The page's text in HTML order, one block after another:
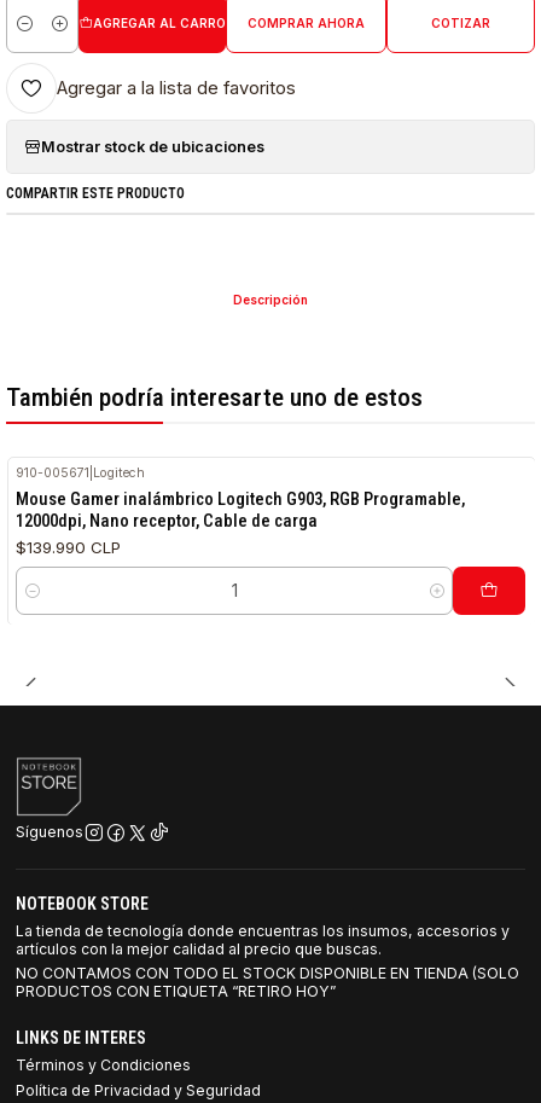
Cantidad
AGREGAR AL CARRO COMPRAR AHORA COTIZAR
Agregar a la lista de favoritos
Mostrar stock de ubicaciones
COMPARTIR ESTE PRODUCTO
Descripción
También podría interesarte uno de estos
910-005671 Logitech
Mouse Gamer inalámbrico Logitech G903, RGB Programable,
12000dpi, Nano receptor, Cable de carga
$139.990 CLP
Cantidad
Síguenos
NOTEBOOK STORE
La tienda de tecnología donde encuentras los insumos, accesorios y
artículos con la mejor calidad al precio que buscas.
NO CONTAMOS CON TODO EL STOCK DISPONIBLE EN TIENDA (SOLO
PRODUCTOS CON ETIQUETA “RETIRO HOY”
LINKS DE INTERES
Términos y Condiciones
Política de Privacidad y Seguridad